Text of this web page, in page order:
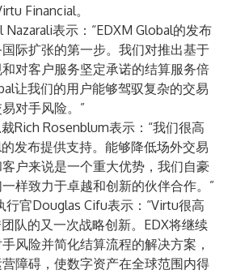
Financial。
Nazarali表示：“EDXM Global的发布
际扩张的第一步。我们对推出基于
对客户服务坚定承诺的结算服务倍
让我们的用户能够驾驭复杂的交易
对手风险。”
Rich Rosenblum表示：“我们很高
发布提供支持。能够降低场外交易
户来说是一个重大优势，我们自豪
样致力于卓越和创新的伙伴合作。”
行官Douglas Cifu表示：“Virtu很高
队的又一次战略创新。EDX将继续
风险并简化结算流程的解决方案，
障碍，使数字资产在全球范围内得